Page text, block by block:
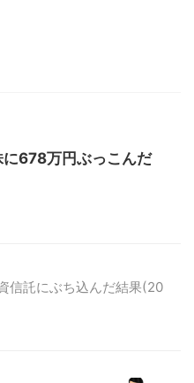
に678万円ぶっこんだ
信託にぶち込んだ結果(20